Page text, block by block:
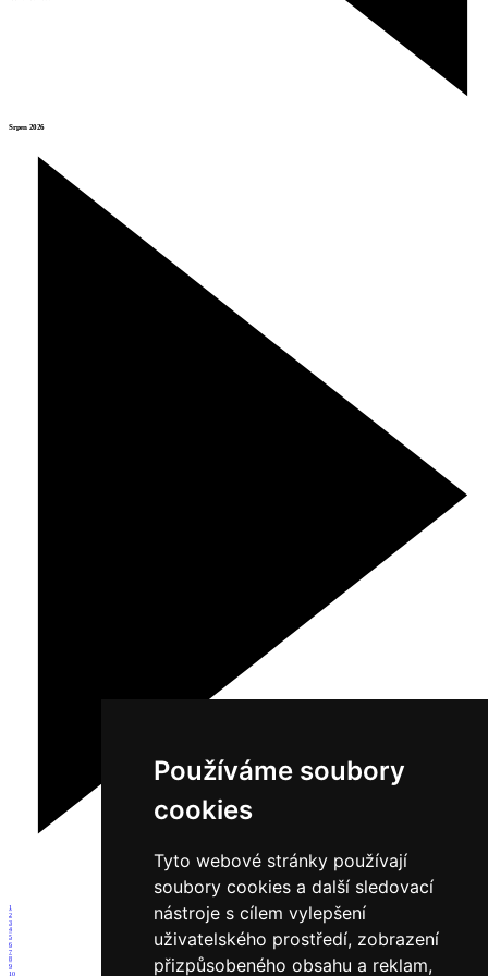
Používáme soubory
cookies
Tyto webové stránky používají
soubory cookies a další sledovací
nástroje s cílem vylepšení
uživatelského prostředí, zobrazení
přizpůsobeného obsahu a reklam,
Srpen 2026
1
2
3
4
5
6
7
8
9
10